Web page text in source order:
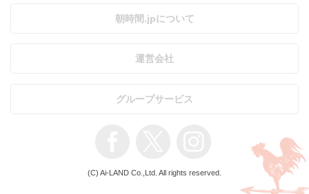
朝時間.jpについて
運営会社
グループサービス
(C) Ai-LAND Co.,Ltd. All rights reserved.